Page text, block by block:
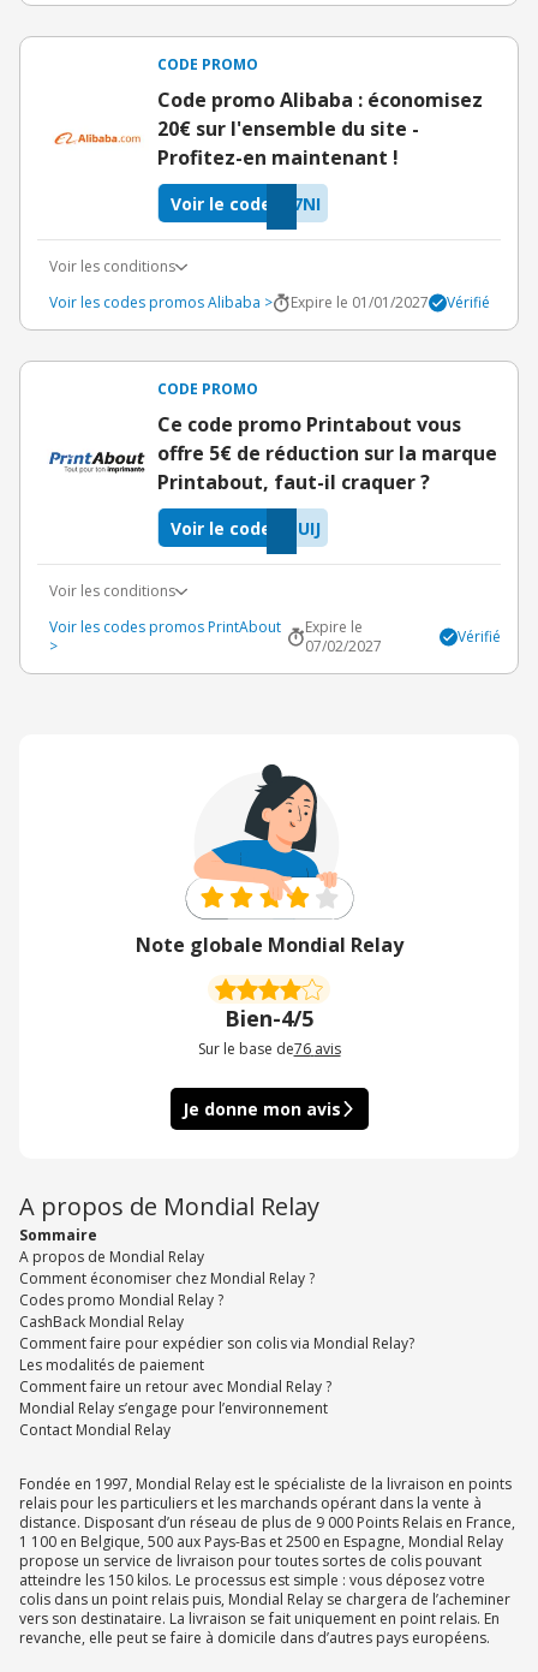
CODE PROMO
Code promo Alibaba : économisez
20€ sur l'ensemble du site -
Profitez-en maintenant !
7NI
Voir le code
Voir les conditions
Voir les codes promos Alibaba >
Expire le 01/01/2027 Vérifié
CODE PROMO
Ce code promo Printabout vous
offre 5€ de réduction sur la marque
Printabout, faut-il craquer ?
UIJ
Voir le code
Voir les conditions
Voir les codes promos PrintAbout
>
Expire le
07/02/2027
Vérifié
Note globale Mondial Relay
Bien-4/5
Sur le base de76 avis
Je donne mon avis
A propos de Mondial Relay
Sommaire
A propos de Mondial Relay
Comment économiser chez Mondial Relay ?
Codes promo Mondial Relay ?
CashBack Mondial Relay
Comment faire pour expédier son colis via Mondial Relay?
Les modalités de paiement
Comment faire un retour avec Mondial Relay ?
Mondial Relay s’engage pour l’environnement
Contact Mondial Relay
Fondée en 1997, Mondial Relay est le spécialiste de la livraison en points
relais pour les particuliers et les marchands opérant dans la vente à
distance. Disposant d’un réseau de plus de 9 000 Points Relais en France,
1 100 en Belgique, 500 aux Pays-Bas et 2500 en Espagne, Mondial Relay
propose un service de livraison pour toutes sortes de colis pouvant
atteindre les 150 kilos. Le processus est simple : vous déposez votre
colis dans un point relais puis, Mondial Relay se chargera de l’acheminer
vers son destinataire. La livraison se fait uniquement en point relais. En
revanche, elle peut se faire à domicile dans d’autres pays européens.